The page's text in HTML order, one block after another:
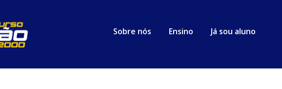
Sobre nós Ensino Já sou aluno